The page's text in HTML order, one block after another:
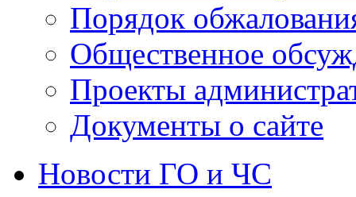
Порядок
Общественное
Проекты
Документы о сайте
Новости ГО и ЧС